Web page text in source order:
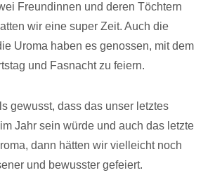
Freundinnen und deren Töchtern
wir eine super Zeit. Auch die
Uroma haben es genossen, mit dem
und Fasnacht zu feiern.
gewusst, dass das unser letztes
Jahr sein würde und auch das letzte
dann hätten wir vielleicht noch
und bewusster gefeiert.